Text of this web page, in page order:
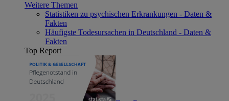
Weitere Themen
Statistiken zu psychischen Erkrankungen - Daten &
Fakten
Häufigste Todesursachen in Deutschland - Daten &
Fakten
Top Report